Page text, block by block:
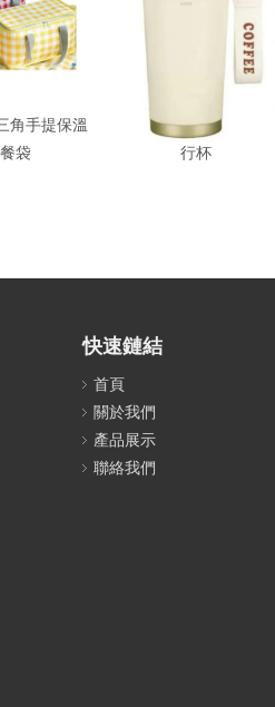
角手提保溫
餐袋
雅尚隨行杯 不鏽鋼隨
行杯
快速鏈結
首頁
關於我們
產品展示
聯絡我們